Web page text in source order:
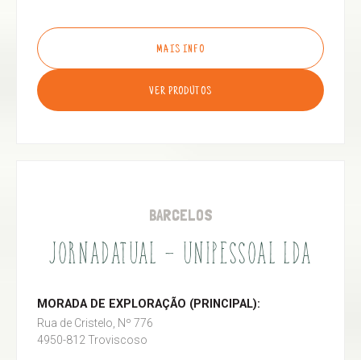
MAIS INFO
VER PRODUTOS
BARCELOS
JORNADATUAL - UNIPESSOAL LDA
MORADA DE EXPLORAÇÃO (PRINCIPAL):
Rua de Cristelo, Nº 776
4950-812 Troviscoso